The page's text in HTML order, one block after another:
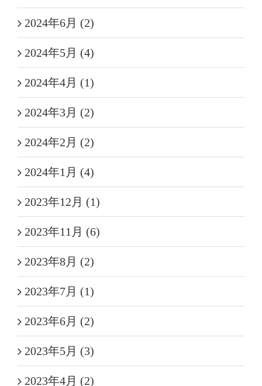
2024年6月 (2)
2024年5月 (4)
2024年4月 (1)
2024年3月 (2)
2024年2月 (2)
2024年1月 (4)
2023年12月 (1)
2023年11月 (6)
2023年8月 (2)
2023年7月 (1)
2023年6月 (2)
2023年5月 (3)
2023年4月 (2)